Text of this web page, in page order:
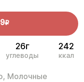
R
26г
углеводы
242
ккал
Молочные